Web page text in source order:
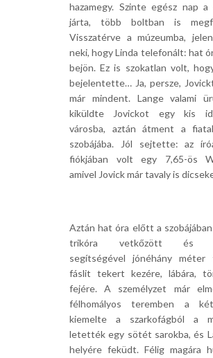
hazamegy. Szinte egész nap a
járta, több boltban is
Visszatérve a múzeumba,
neki, hogy Linda telefonált: hat
bejön. Ez is szokatlan volt,
bejelentette… Ja, persze,
már mindent. Lange valami
kiküldte Jovickot egy kis
városba, aztán átment a
szobájába. Jól sejtette: az
fiókjában volt egy 7,65-ös
amivel Jovick már tavaly is
Aztán hat óra előtt a
trikóra vetkőzött és
segítségével jónéhány méter
fáslit tekert kezére, lábára,
fejére. A személyzet már
félhomályos teremben a
kiemelte a szarkofágból a
letették egy sötét sarokba, és
helyére feküdt. Félig magára